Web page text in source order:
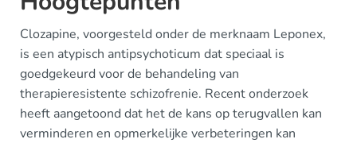
Clozapine, voorgesteld onder de merknaam Leponex,
is een atypisch antipsychoticum dat speciaal is
goedgekeurd voor de behandeling van
therapieresistente schizofrenie. Recent onderzoek
heeft aangetoond dat het de kans op terugvallen kan
verminderen en opmerkelijke verbeteringen kan